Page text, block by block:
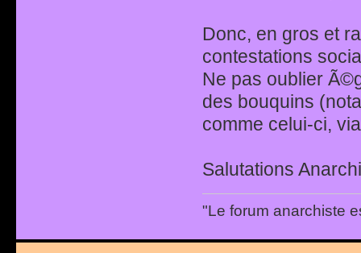
Donc, en gros et
contestations
Ne pas oublier
des bouquins
comme celui-ci,
Salutations
"Le forum anarchiste